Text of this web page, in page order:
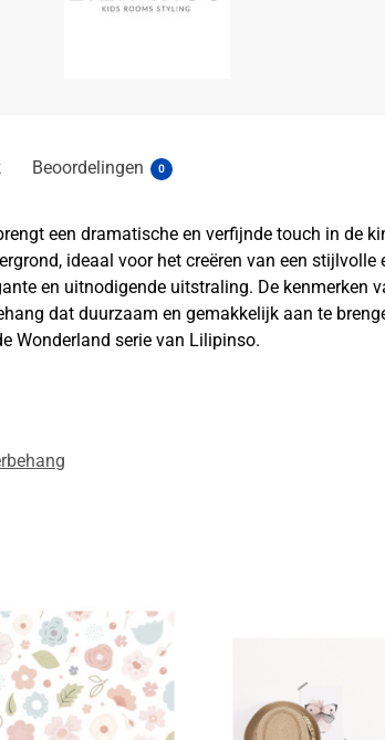
Beoordelingen 0
een dramatische en verfijnde touch in de
ideaal voor het creëren van een stijlvolle
en uitnodigende uitstraling. De kenmerken
dat duurzaam en gemakkelijk aan te
Wonderland serie van Lilipinso.